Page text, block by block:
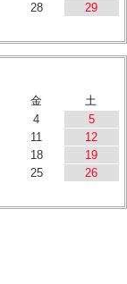
28
29
金
土
4
5
11
12
18
19
25
26